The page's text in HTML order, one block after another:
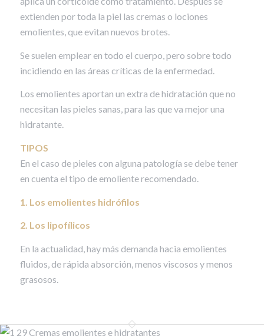
extienden por toda la piel las cremas o lociones
emolientes, que evitan nuevos brotes.
Se suelen emplear en todo el cuerpo, pero sobre todo
incidiendo en las áreas críticas de la enfermedad.
Los emolientes aportan un extra de hidratación que no
necesitan las pieles sanas, para las que va mejor una
hidratante.
TIPOS
En el caso de pieles con alguna patología se debe tener
en cuenta el tipo de emoliente recomendado.
1. Los emolientes hidrófilos
2. Los lipofílicos
En la actualidad, hay más demanda hacia emolientes
fluidos, de rápida absorción, menos viscosos y menos
grasosos.